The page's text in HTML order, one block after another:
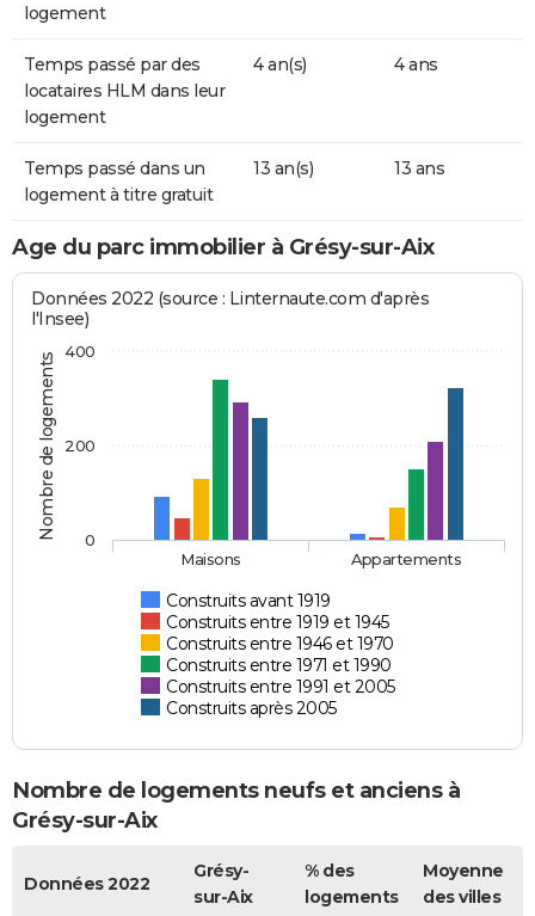
logement
Temps passé par des
locataires HLM dans leur
logement
4 an(s) 4 ans
Temps passé dans un
logement à titre gratuit
13 an(s) 13 ans
Age du parc immobilier à Grésy-sur-Aix
Nombre de logements
Données 2022 (source : Linternaute.com d'après
l'Insee)
Construits avant 1919
Construits entre 1919 et 1945
Construits entre 1946 et 1970
Construits entre 1971 et 1990
Construits entre 1991 et 2005
Construits après 2005
Maisons Appartements
0
200
400
Nombre de logements neufs et anciens à
Grésy-sur-Aix
Données 2022
Grésy-
sur-Aix
% des
logements
Moyenne
des villes